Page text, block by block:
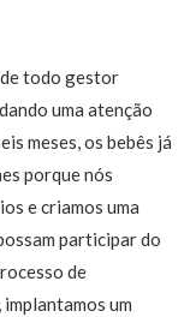
de todo gestor
uma atenção
meses, os bebês já
porque nós
e criamos uma
participar do
de
um